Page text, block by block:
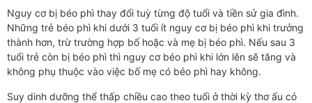
Nguy cơ bị béo phì thay đổi tuỳ từng độ tuổi và tiền sử gia đình.
Những trẻ béo phì khi dưới 3 tuổi ít nguy cơ bị béo phì khi trưởng
thành hơn, trừ trường hợp bố hoặc và mẹ bị béo phì. Nếu sau 3
tuổi trẻ còn bị béo phì thì nguy cơ béo phì khi lớn lên sẽ tăng và
không phụ thuộc vào việc bố mẹ có béo phì hay không.
Suy dinh dưỡng thể thấp chiều cao theo tuổi ở thời kỳ thơ ấu có